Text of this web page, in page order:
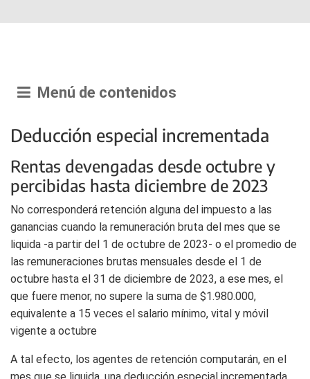
Menú de contenidos
Deducción especial incrementada
Rentas devengadas desde octubre y
percibidas hasta diciembre de 2023
No corresponderá retención alguna del impuesto a las
ganancias cuando la remuneración bruta del mes que se
liquida -a partir del 1 de octubre de 2023- o el promedio de
las remuneraciones brutas mensuales desde el 1 de
octubre hasta el 31 de diciembre de 2023, a ese mes, el
que fuere menor, no supere la suma de $1.980.000,
equivalente a 15 veces el salario mínimo, vital y móvil
vigente a octubre
A tal efecto, los agentes de retención computarán, en el